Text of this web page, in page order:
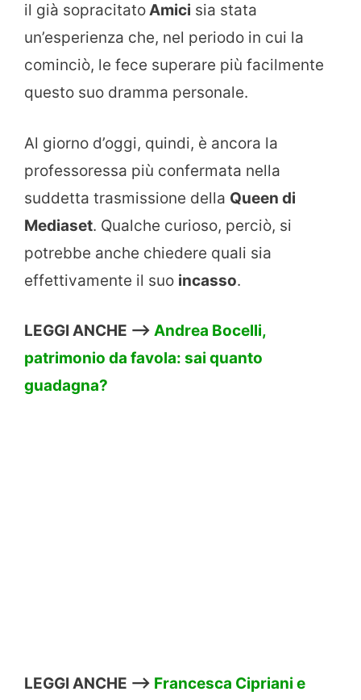
il già sopracitatoAmici sia stata
un’esperienza che, nel periodo in cui la
cominciò, le fece superare più facilmente
questo suo dramma personale.
Al giorno d’oggi, quindi, è ancora la
professoressa più confermata nella
suddetta trasmissione della Queen di
Mediaset. Qualche curioso, perciò, si
potrebbe anche chiedere quali sia
effettivamente il suo incasso.
LEGGI ANCHE –> Andrea Bocelli,
patrimonio da favola: sai quanto
guadagna?
LEGGI ANCHE –> Francesca Cipriani e